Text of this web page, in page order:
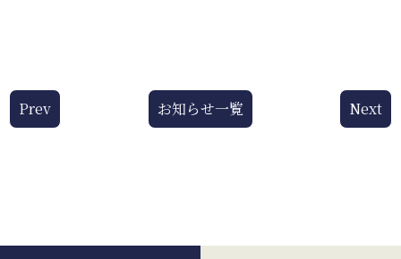
Prev お知らせ一覧 Next